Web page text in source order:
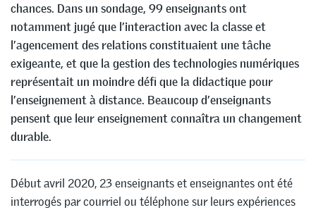
chances. Dans un sondage, 99 enseignants ont
notamment jugé que l’interaction avec la classe et
l’agencement des relations constituaient une tâche
exigeante, et que la gestion des technologies numériques
représentait un moindre défi que la didactique pour
l’enseignement à distance. Beaucoup d’enseignants
pensent que leur enseignement connaîtra un changement
durable.
Début avril 2020, 23 enseignants et enseignantes ont été
interrogés par courriel ou téléphone sur leurs expériences